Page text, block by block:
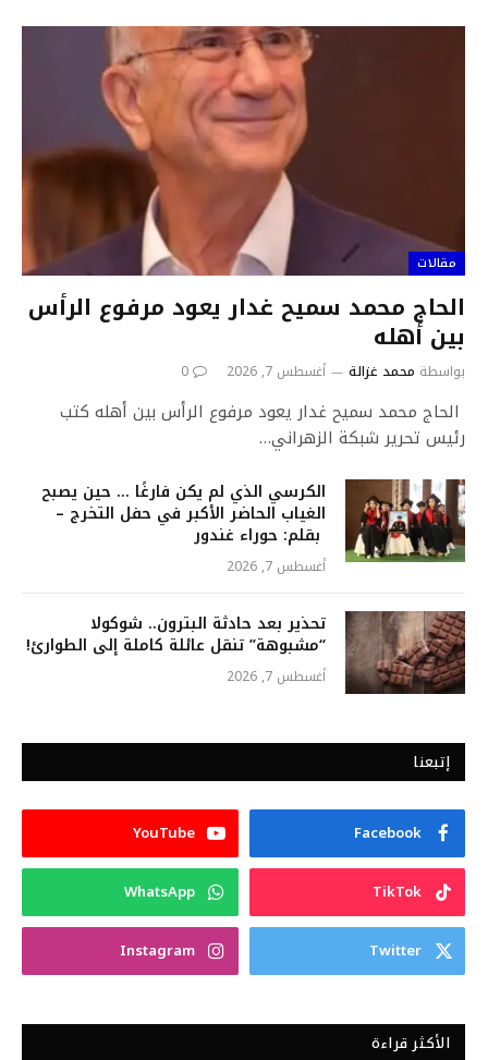
مقالات
الحاج محمد سميح غدار يعود مرفوع الرأس
بين أهله
بواسطة محمد غزالة أغسطس 7, 2026 0
الحاج محمد سميح غدار يعود مرفوع الرأس بين أهله كتب
رئيس تحرير شبكة الزهراني…
الكرسي الذي لم يكن فارغًا … حين يصبح
الغياب الحاضر الأكبر في حفل التخرج –
بقلم: حوراء غندور
أغسطس 7, 2026
تحذير بعد حادثة البترون.. شوكولا
“مشبوهة” تنقل عائلة كاملة إلى الطوارئ!
أغسطس 7, 2026
إتبعنا
Facebook
YouTube
TikTok
WhatsApp
Twitter
Instagram
الأكثر قراءة